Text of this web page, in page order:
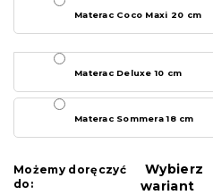
Materac Coco Maxi 20 cm
Materac Deluxe 10 cm
Materac Sommera 18 cm
Możemy doręczyć
do:
Wybierz
wariant